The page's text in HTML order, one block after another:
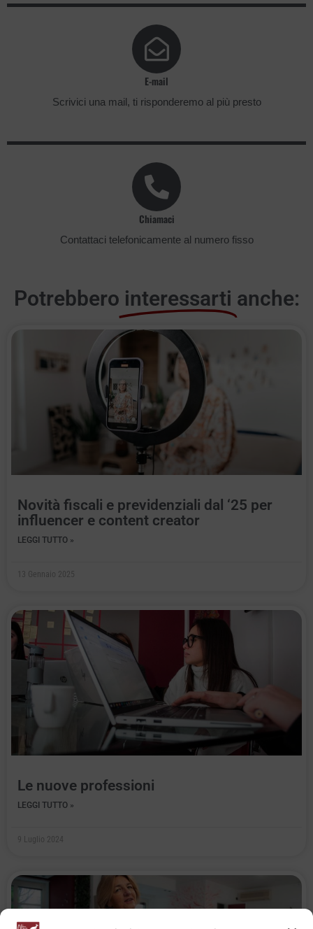
E-mail
Scrivici una mail, ti risponderemo al più presto
Chiamaci
Contattaci telefonicamente al numero fisso
Potrebbero interessarti anche:
Novità fiscali e previdenziali dal ‘25 per
influencer e content creator
LEGGI TUTTO »
13 Gennaio 2025
Le nuove professioni
LEGGI TUTTO »
9 Luglio 2024